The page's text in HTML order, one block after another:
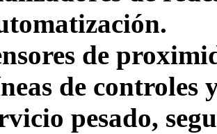
de
de controles
pesado,